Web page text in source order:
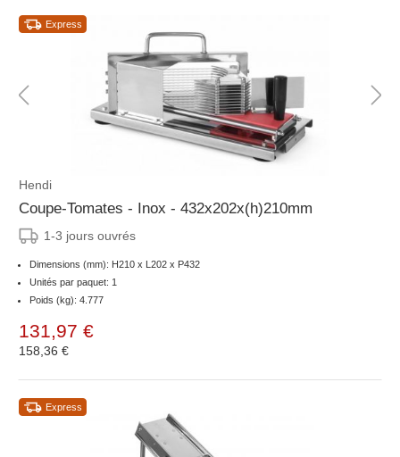
Express
Hendi
Coupe-Tomates - Inox - 432x202x(h)210mm
1-3 jours ouvrés
Dimensions (mm): H210 x L202 x P432
Unités par paquet: 1
Poids (kg): 4.777
131,97 €
158,36 €
Express